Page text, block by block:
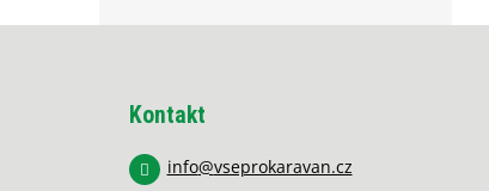
Kontakt
info@vseprokaravan.cz